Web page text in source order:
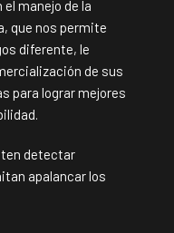
manejo de la
que nos permite
diferente, le
de sus
para lograr mejores
detectar
apalancar los